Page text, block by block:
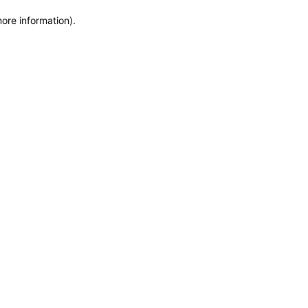
information).